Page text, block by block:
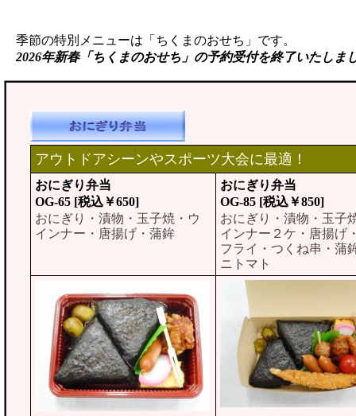
アウトドアシーンやスポーツ大会に最適！
おにぎり弁当
OG-65 [税込￥650]
おにぎり・漬物・玉子焼・ウ
インナー・唐揚げ・蒲鉾
おにぎり弁当
OG-85 [税込￥850]
おにぎり・漬物・玉子
インナー２ケ・唐揚げ
フライ・つくね串・蒲
ニトマト
季節の特別メニューは「ちくまのおせち」です。
2026年新春「ちくまのおせち」の予約受付を終了いたしま